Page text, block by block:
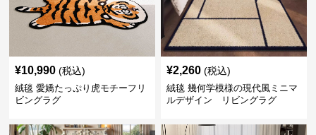
¥10,990 (税込)
絨毯 愛嬌たっぷり虎モチーフリ
ビングラグ
¥2,260 (税込)
絨毯 幾何学模様の現代風ミニマ
ルデザイン リビングラグ